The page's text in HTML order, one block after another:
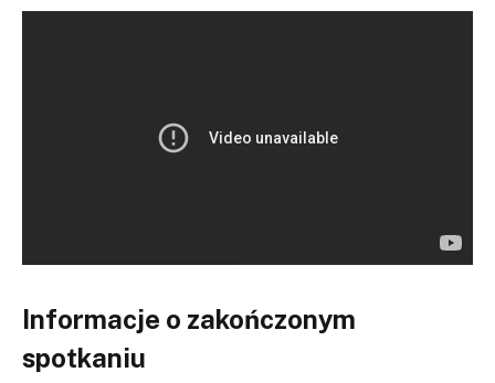
Informacje o zakończonym
spotkaniu